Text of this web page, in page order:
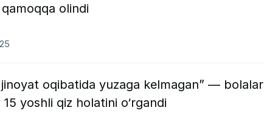
olindi
oqibatida yuzaga kelmagan” — bolalar
yoshli qiz holatini o‘rgandi